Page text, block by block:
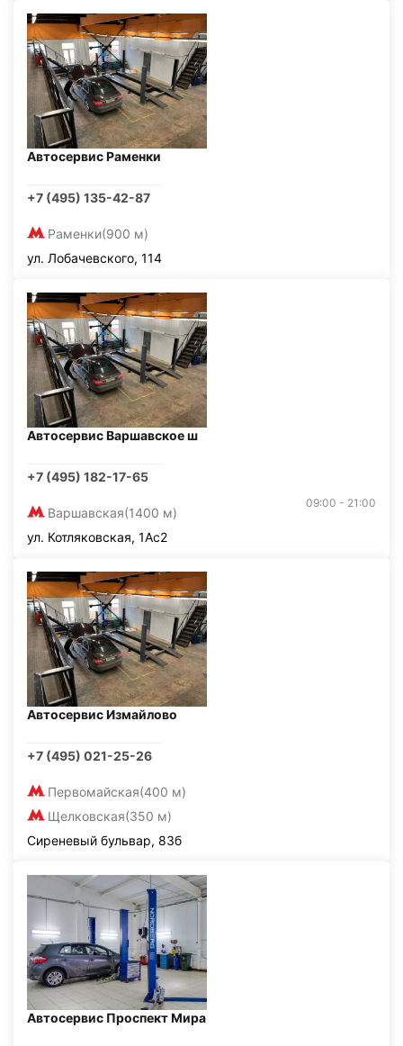
Автосервис Раменки
+7 (495) 135-42-87
Раменки(900 м)
ул. Лобачевского, 114
Автосервис Варшавское ш
+7 (495) 182-17-65
Варшавская(1400 м)
09:00 - 21:00
ул. Котляковская, 1Ас2
Автосервис Измайлово
+7 (495) 021-25-26
Первомайская(400 м)
Щелковская(350 м)
Сиреневый бульвар, 83б
Автосервис Проспект Мира